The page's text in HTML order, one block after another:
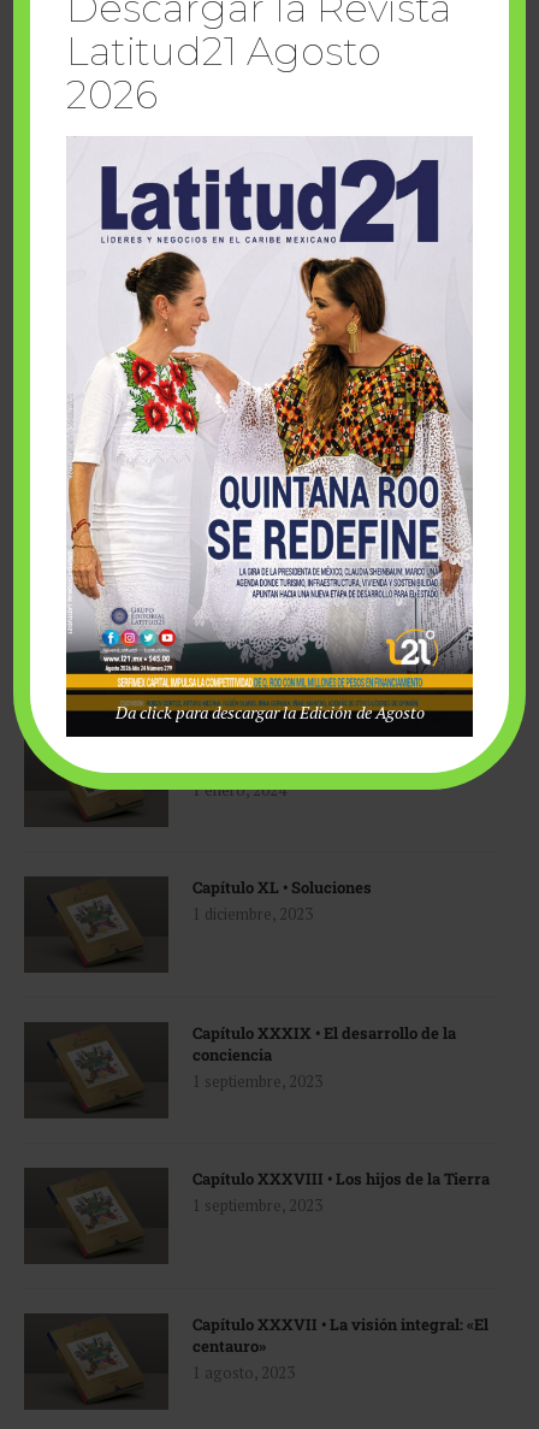
sábado, agosto 8 2026
LIBRO ECOLOGÍA Y ESPIRITUALIDAD
Epílogo • Fundación Comparte Desarrollo
1 enero, 2024
Capítulo XL • Soluciones
1 diciembre, 2023
Capítulo XXXIX • El desarrollo de la
conciencia
1 septiembre, 2023
Capítulo XXXVIII • Los hijos de la Tierra
1 septiembre, 2023
Capítulo XXXVII • La visión integral: «El
centauro»
1 agosto, 2023
Latitud21 Agosto
2026
Da click para descargar la Edición de Agosto